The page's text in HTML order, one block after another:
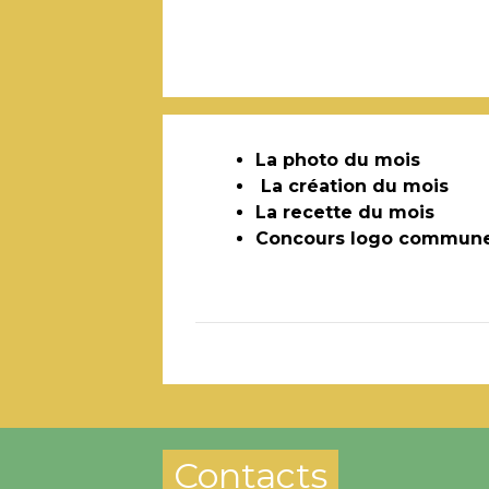
La photo du mois
La création du mois
La recette du mois
Concours logo
Contacts